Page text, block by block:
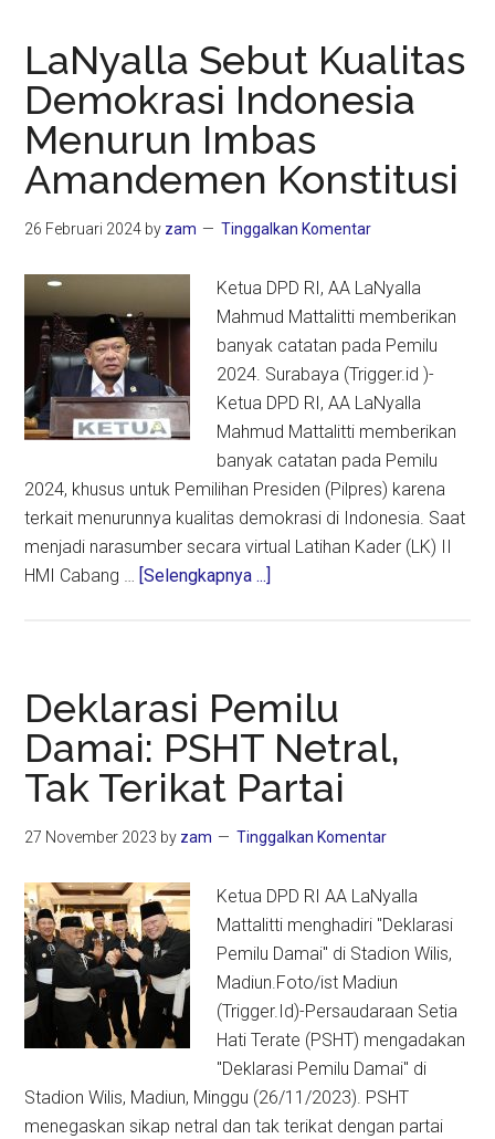
LaNyalla Sebut Kualitas
Demokrasi Indonesia
Menurun Imbas
Amandemen Konstitusi
26 Februari 2024 by zam Tinggalkan Komentar
Ketua DPD RI, AA LaNyalla
Mahmud Mattalitti memberikan
banyak catatan pada Pemilu
2024. Surabaya (Trigger.id )-
Ketua DPD RI, AA LaNyalla
Mahmud Mattalitti memberikan
banyak catatan pada Pemilu
2024, khusus untuk Pemilihan Presiden (Pilpres) karena
terkait menurunnya kualitas demokrasi di Indonesia. Saat
menjadi narasumber secara virtual Latihan Kader (LK) II
HMI Cabang … [Selengkapnya ...]
Demokrasi
Indonesia
Menurun
Imbas
Amandemen
Konstitusi
Deklarasi Pemilu
Damai: PSHT Netral,
Tak Terikat Partai
27 November 2023 by zam Tinggalkan Komentar
Ketua DPD RI AA LaNyalla
Mattalitti menghadiri "Deklarasi
Pemilu Damai" di Stadion Wilis,
Madiun.Foto/ist Madiun
(Trigger.Id)-Persaudaraan Setia
Hati Terate (PSHT) mengadakan
"Deklarasi Pemilu Damai" di
Stadion Wilis, Madiun, Minggu (26/11/2023). PSHT
menegaskan sikap netral dan tak terikat dengan partai